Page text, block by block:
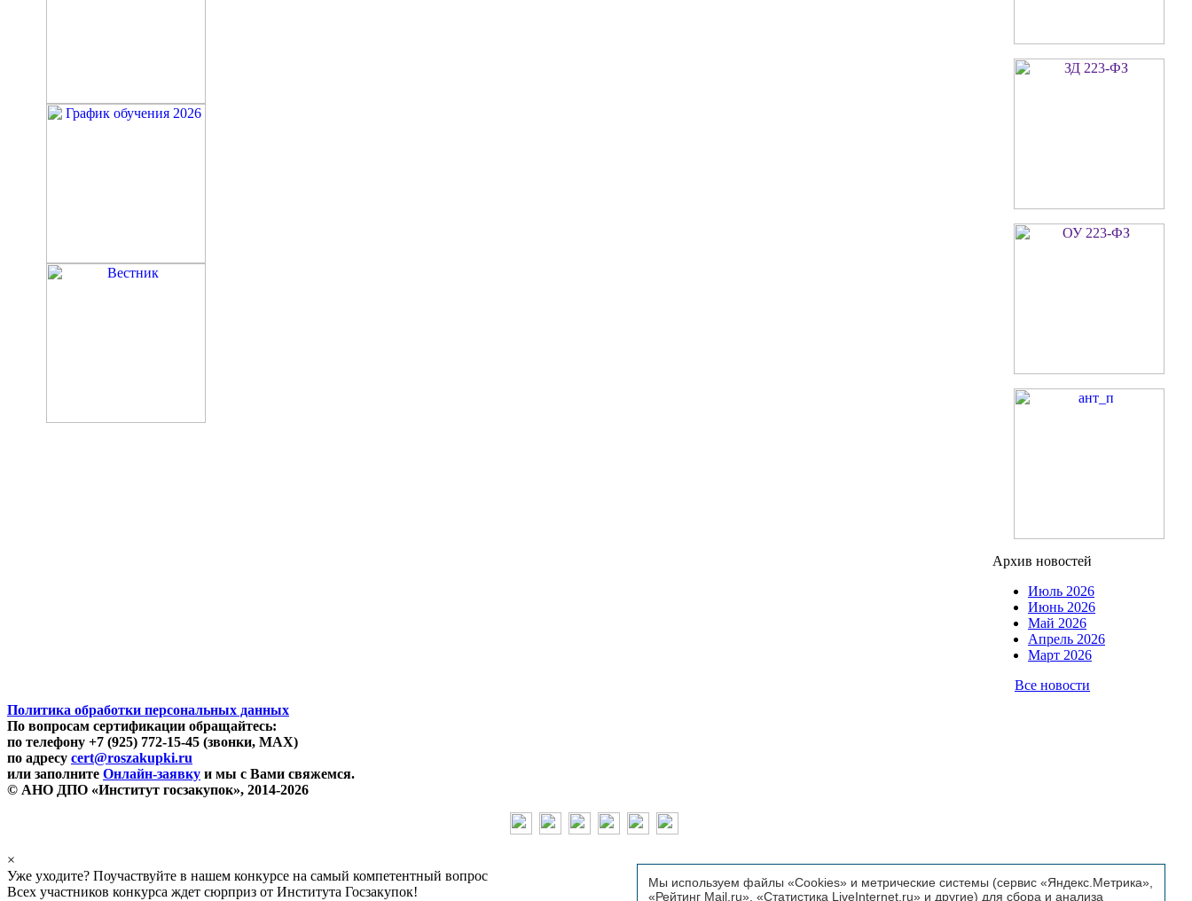
Архив новостей
Июль 2026
Июнь 2026
Май 2026
Апрель 2026
Март 2026
Все новости
Политика обработки персональных данных
По вопросам сертификации обращайтесь:
по телефону +7 (925) 772-15-45 (звонки, MAX)
по адресу cert@roszakupki.ru
или заполните Онлайн-заявку и мы с Вами свяжемся.
© АНО ДПО «Институт госзакупок», 2014-2026
Мы используем файлы «Cookies» и метрические системы (сервис «Яндекс.Метрика»,
«Рейтинг Mail.ru», «Статистика LiveInternet.ru» и другие) для сбора и анализа
×
Уже уходите? Поучаствуйте в нашем конкурсе на самый компетентный вопрос
Всех участников конкурса ждет сюрприз от Института Госзакупок!